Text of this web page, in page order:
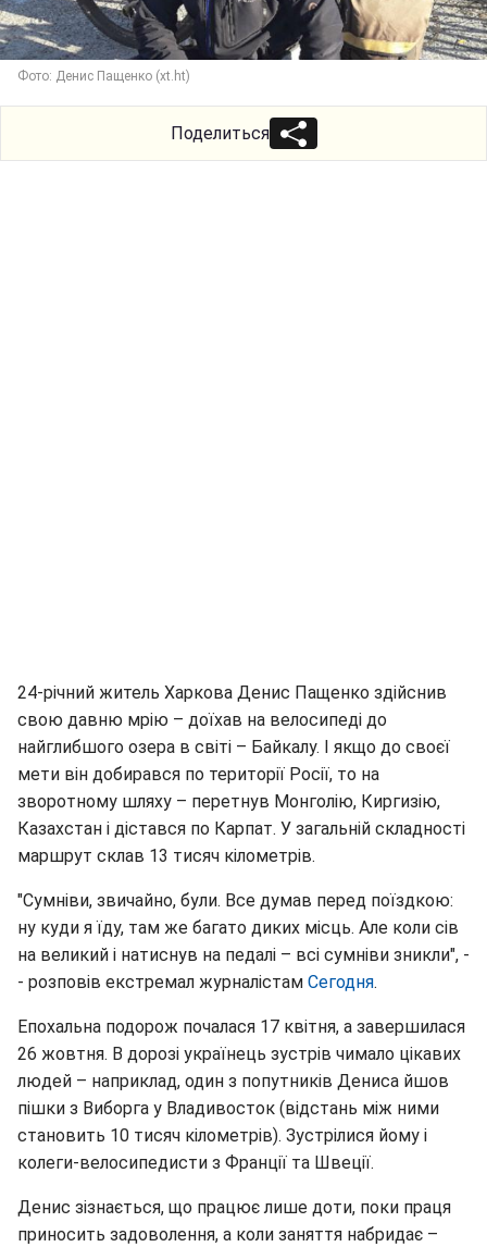
Фото: Денис Пащенко (xt.ht)
Поделиться
24-річний житель Харкова Денис Пащенко здійснив
свою давню мрію – доїхав на велосипеді до
найглибшого озера в світі – Байкалу. І якщо до своєї
мети він добирався по території Росії, то на
зворотному шляху – перетнув Монголію, Киргизію,
Казахстан і дістався по Карпат. У загальній складності
маршрут склав 13 тисяч кілометрів.
"Сумніви, звичайно, були. Все думав перед поїздкою:
ну куди я їду, там же багато диких місць. Але коли сів
на великий і натиснув на педалі – всі сумніви зникли", -
- розповів екстремал журналістам Сегодня.
Епохальна подорож почалася 17 квітня, а завершилася
26 жовтня. В дорозі українець зустрів чимало цікавих
людей – наприклад, один з попутників Дениса йшов
пішки з Виборга у Владивосток (відстань між ними
становить 10 тисяч кілометрів). Зустрілися йому і
колеги-велосипедисти з Франції та Швеції.
Денис зізнається, що працює лише доти, поки праця
приносить задоволення, а коли заняття набридає –